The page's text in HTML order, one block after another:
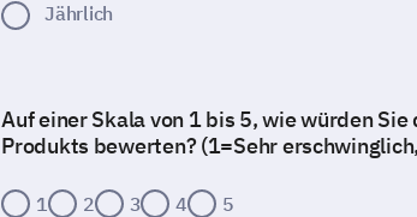
Jährlich
Auf einer Skala von 1 bis 5, wie würden
Produkts bewerten? (1=Sehr
1 2 3 4 5